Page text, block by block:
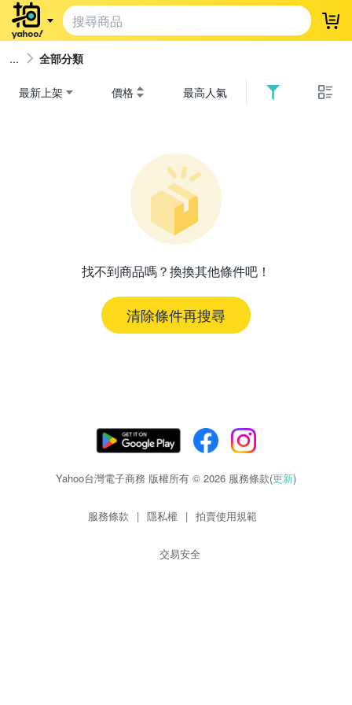
登
全部分類
最新上架 價格 最高人氣
找不到商品嗎？換換其他條件吧！
清除條件再搜尋
Yahoo台灣電子商務 版權所有 © 2026 服務條款(更新)
服務條款 | 隱私權 | 拍賣使用規範
交易安全